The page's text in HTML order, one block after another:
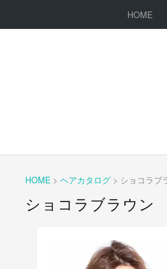
HOME
HOME > ヘアカタログ > ショコラブ
ショコラブラウン